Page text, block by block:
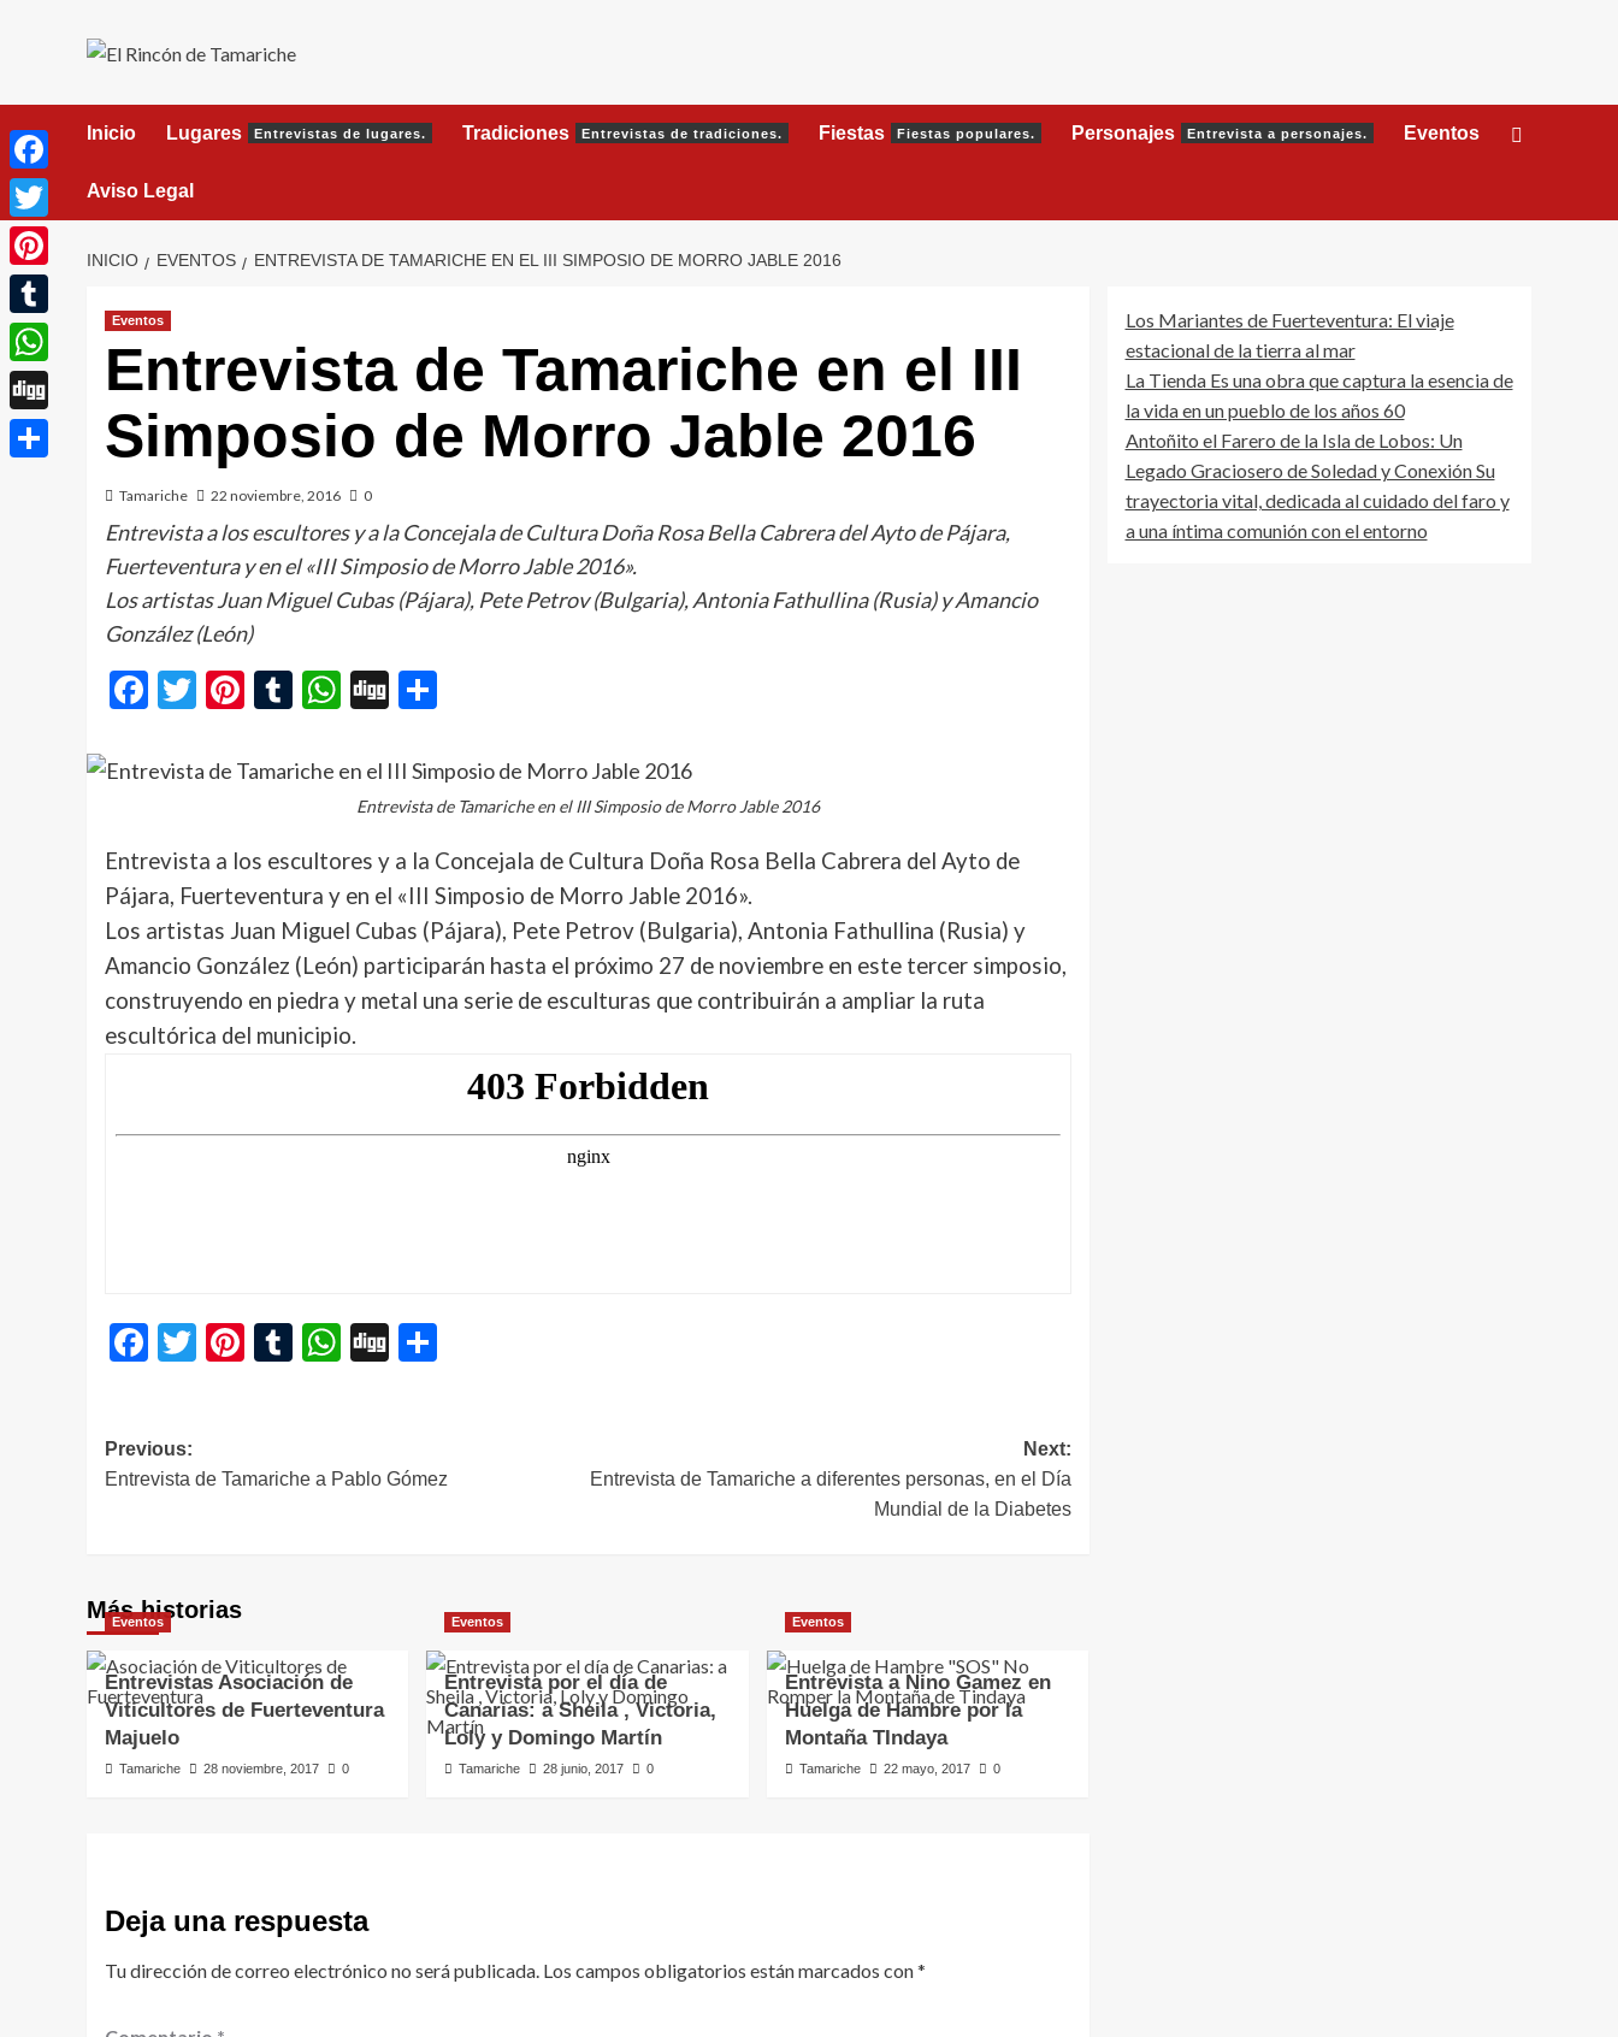
Inicio Lugares Entrevistas de lugares. Tradiciones Entrevistas de tradiciones. Fiestas Fiestas populares. Personajes Entrevista a personajes. Eventos
Aviso Legal
INICIO EVENTOS ENTREVISTA DE TAMARICHE EN EL III SIMPOSIO DE MORRO JABLE 2016
Eventos
Entrevista de Tamariche en el III
Simposio de Morro Jable 2016
Tamariche 22 noviembre, 2016 0
Entrevista a los escultores y a la Concejala de Cultura Doña Rosa Bella Cabrera del Ayto de Pájara,
Fuerteventura y en el «III Simposio de Morro Jable 2016».
Los artistas Juan Miguel Cubas (Pájara), Pete Petrov (Bulgaria), Antonia Fathullina (Rusia) y Amancio
González (León)
Facebook
Twitter
Pinterest
Tumblr
WhatsApp
Digg
Entrevista de Tamariche en el III Simposio de Morro Jable 2016
Entrevista a los escultores y a la Concejala de Cultura Doña Rosa Bella Cabrera del Ayto de
Pájara, Fuerteventura y en el «III Simposio de Morro Jable 2016».
Los artistas Juan Miguel Cubas (Pájara), Pete Petrov (Bulgaria), Antonia Fathullina (Rusia) y
Amancio González (León) participarán hasta el próximo 27 de noviembre en este tercer simposio,
construyendo en piedra y metal una serie de esculturas que contribuirán a ampliar la ruta
escultórica del municipio.
Facebook
Twitter
Pinterest
Tumblr
WhatsApp
Digg
Navegación
de
Previous:
Entrevista de Tamariche a Pablo Gómez
Next:
Entrevista de Tamariche a diferentes personas, en el Día
Mundial de la Diabetes
Más historias
Eventos
Entrevistas Asociación de
Viticultores de Fuerteventura
Majuelo
Tamariche 28 noviembre, 2017 0
Eventos
Entrevista por el día de
Canarias: a Sheila , Victoria,
Loly y Domingo Martín
Tamariche 28 junio, 2017 0
Eventos
Entrevista a Nino Gamez en
Huelga de Hambre por la
Montaña TIndaya
Tamariche 22 mayo, 2017 0
Deja una respuesta
Tu dirección de correo electrónico no será publicada. Los campos obligatorios están marcados con*
Los Mariantes de Fuerteventura: El viaje
estacional de la tierra al mar
La Tienda Es una obra que captura la esencia de
la vida en un pueblo de los años 60
Antoñito el Farero de la Isla de Lobos: Un
Legado Graciosero de Soledad y Conexión Su
trayectoria vital, dedicada al cuidado del faro y
a una íntima comunión con el entorno
Facebook
Twitter
Pinterest
Tumblr
WhatsApp
Digg